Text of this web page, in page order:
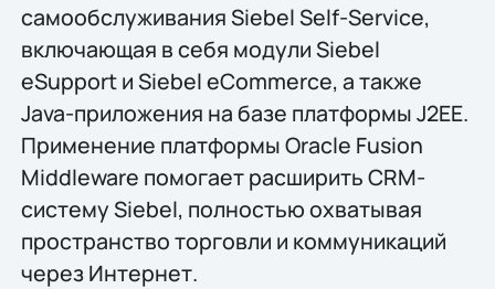
самообслуживания Siebel Self-Service,
включающая в себя модули Siebel
eSupport и Siebel eCommerce, а также
Java-приложения на базе платформы J2EE.
Применение платформы Oracle Fusion
Middleware помогает расширить CRM-
систему Siebel, полностью охватывая
пространство торговли и коммуникаций
через Интернет.